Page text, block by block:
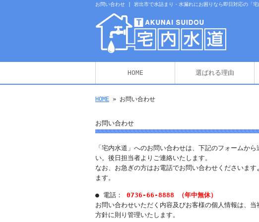
お問い合わせ | 岩出市で水詰まり・水漏れにお困りなら即日対応の「宅
HOME 選ばれる理由
HOME » お問い合わせ
お問い合わせ
「宅内水道」へのお問い合わせは、下記のフォームから
い。後日担当者よりご連絡いたします。
なお、お急ぎの方はお電話でお問い合わせくださいます
ます。
● 電話： 0736-66-8888 （年中無休）
お問い合わせいただく内容及びお客様の個人情報は、当
方針に則り管理いたします。